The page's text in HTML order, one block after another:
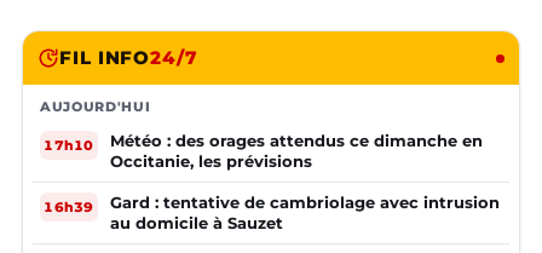
FIL INFO24/7
AUJOURD'HUI
17h10
Météo : des orages attendus ce dimanche en
Occitanie, les prévisions
16h39
Gard : tentative de cambriolage avec intrusion
au domicile à Sauzet